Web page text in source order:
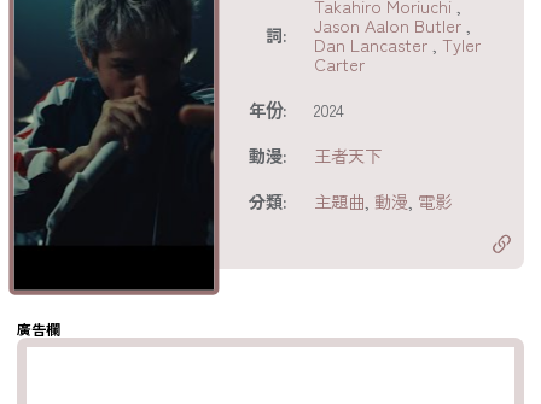
詞:
Takahiro Moriuchi
Jason Aalon Butler
Dan Lancaster ,Tyler
Carter
年份:
2024
動漫:
王者天下
分類:
主題曲 動漫 電影
分享至
享至 X
分享至
製鏈結
廣告欄